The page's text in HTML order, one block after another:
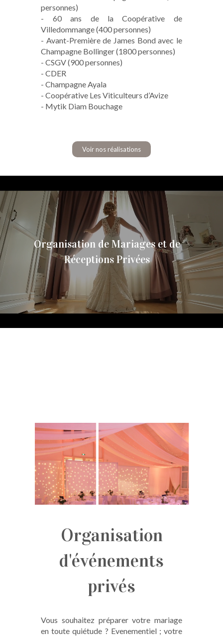
personnes)
- 60 ans de la Coopérative de
Villedommange (400 personnes)
- Avant-Première de James Bond avec le
Champagne Bollinger (1800 personnes)
- CSGV (900 personnes)
- CDER
- Champagne Ayala
- Coopérative Les Viticulteurs d’Avize
- Mytik Diam Bouchage
Voir nos réalisations
Organisation de Mariages et de
Réceptions Privées
Organisation
d'événements
privés
Vous souhaitez préparer votre mariage
en toute quiétude ? Evenementiel ; votre